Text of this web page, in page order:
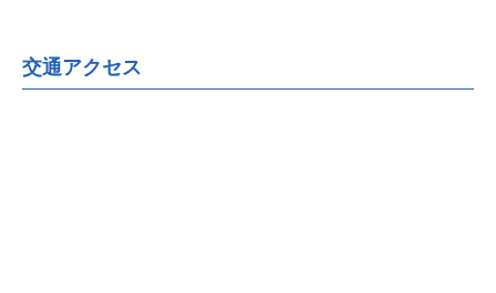
交通アクセス